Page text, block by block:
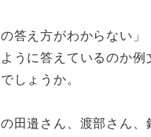
答え方がわからない
うに答えているのか
しょうか。
田邉さん、渡部さん